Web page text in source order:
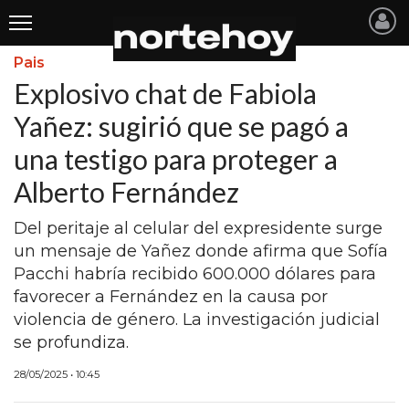
Últimas
Noticias
INICIO
NOTICIAS RECIENTES
SAN NICOLAS
RAMALLO
SAN PEDRO
PROVINCIA
PAIS
Pais
Explosivo chat de Fabiola
Yañez: sugirió que se pagó a
una testigo para proteger a
Alberto Fernández
Del peritaje al celular del expresidente surge
un mensaje de Yañez donde afirma que Sofía
Pacchi habría recibido 600.000 dólares para
favorecer a Fernández en la causa por
violencia de género. La investigación judicial
se profundiza.
28/05/2025 • 10:45